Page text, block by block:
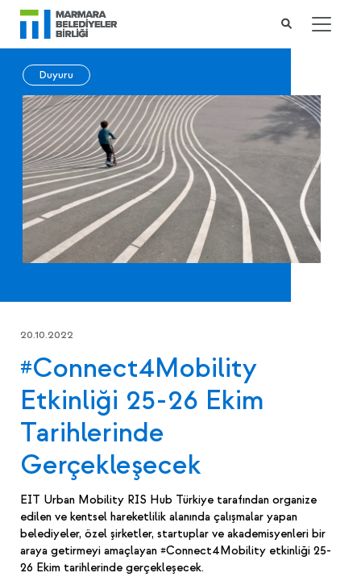
Duyuru
20.10.2022
#Connect4Mobility
Etkinliği 25-26 Ekim
Tarihlerinde
Gerçekleşecek
EIT Urban Mobility RIS Hub Türkiye tarafından organize
edilen ve kentsel hareketlilik alanında çalışmalar yapan
belediyeler, özel şirketler, startuplar ve akademisyenleri bir
araya getirmeyi amaçlayan #Connect4Mobility etkinliği 25-
26 Ekim tarihlerinde gerçekleşecek.